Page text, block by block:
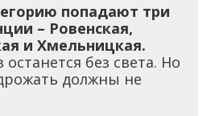
попадают три
– Ровенская,
и Хмельницкая.
без света. Но
должны не